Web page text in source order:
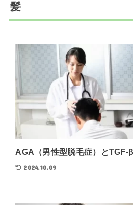
髪
AGA（男性型脱毛症）とTGF-
2024.10.09